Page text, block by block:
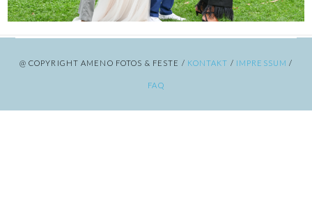
@ COPYRIGHT AMENO FOTOS & FESTE / KONTAKT / IMPRESSUM /
FAQ